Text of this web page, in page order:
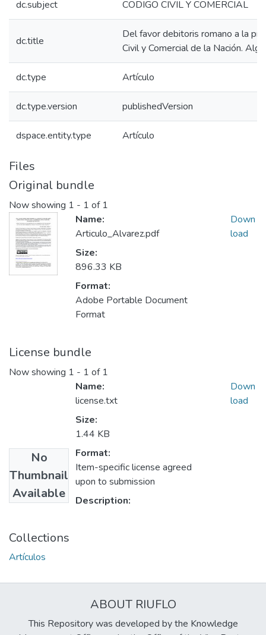
dc.subject CODIGO CIVIL Y COMERCIAL
dc.title
Del favor debitoris romano a la
Civil y Comercial de la Nación.
dc.type Artículo
dc.type.version publishedVersion
dspace.entity.type Artículo
Files
Original bundle
Now showing 1 - 1 of 1
Name:
Articulo_Alvarez.pdf
Size:
896.33 KB
Format:
Adobe Portable Document
Format
Down
load
License bundle
Now showing 1 - 1 of 1
No
Thumbnail
Available
Name:
license.txt
Size:
1.44 KB
Format:
Item-specific license agreed
upon to submission
Description:
Down
load
Collections
Artículos
ABOUT RIUFLO
This Repository was developed by the Knowledge